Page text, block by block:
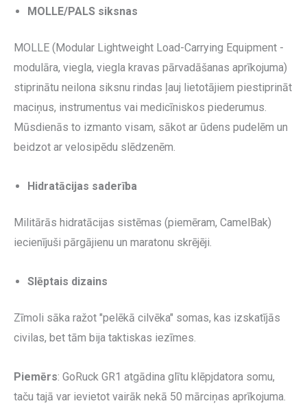
MOLLE/PALS siksnas
MOLLE (Modular Lightweight Load-Carrying Equipment -
modulāra, viegla, viegla kravas pārvadāšanas aprīkojuma)
stiprinātu neilona siksnu rindas ļauj lietotājiem piestiprināt
maciņus, instrumentus vai medicīniskos piederumus.
Mūsdienās to izmanto visam, sākot ar ūdens pudelēm un
beidzot ar velosipēdu slēdzenēm.
Hidratācijas saderība
Militārās hidratācijas sistēmas (piemēram, CamelBak)
iecienījuši pārgājienu un maratonu skrējēji.
Slēptais dizains
Zīmoli sāka ražot "pelēkā cilvēka" somas, kas izskatījās
civilas, bet tām bija taktiskas iezīmes.
Piemērs: GoRuck GR1 atgādina glītu klēpjdatora somu,
taču tajā var ievietot vairāk nekā 50 mārciņas aprīkojuma.